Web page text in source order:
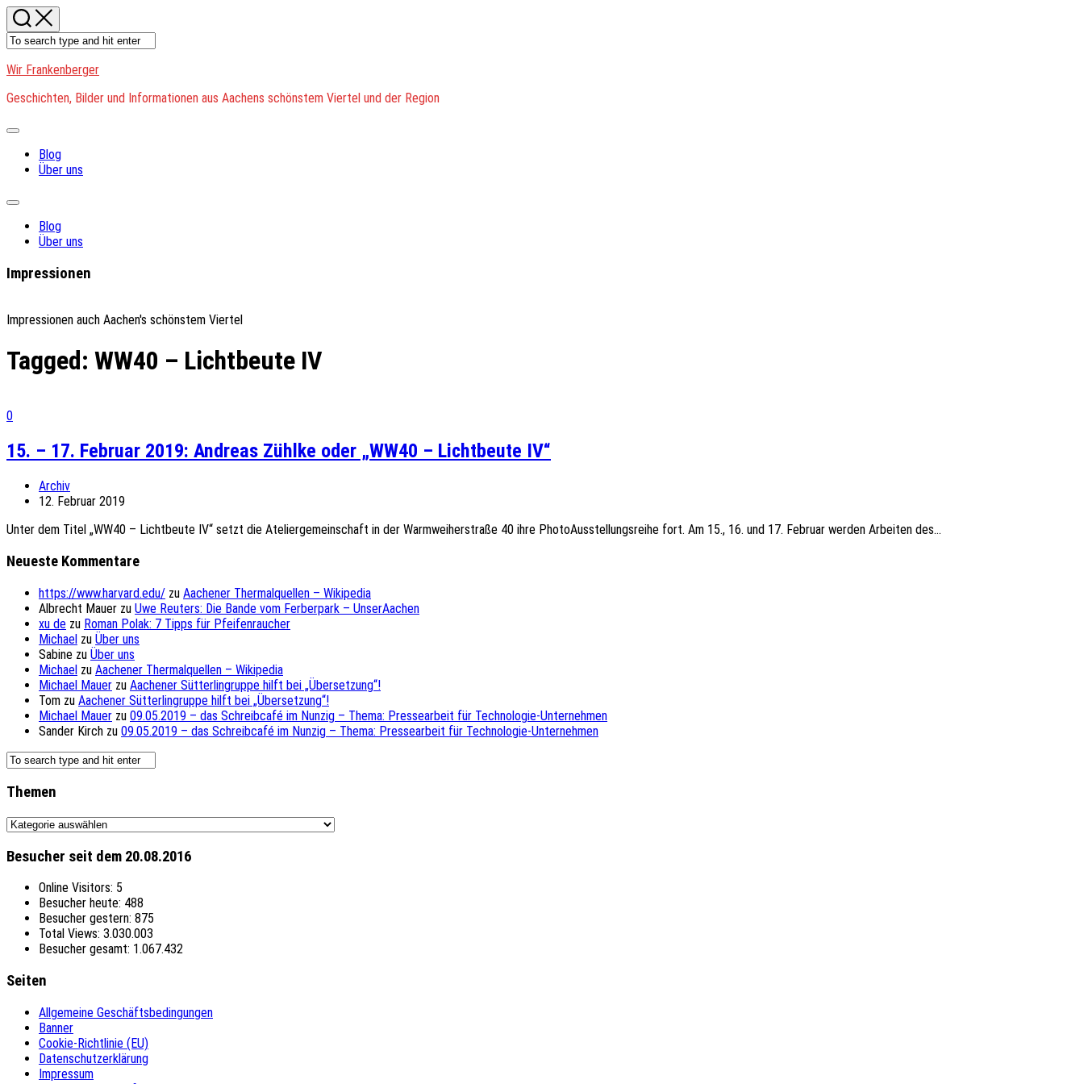
Skip
to
content
Wir Frankenberger
Geschichten, Bilder und Informationen aus Aachens schönstem Viertel und der Region
Expand
Blog
Über uns
Expand
Blog
Über uns
Impressionen
Impressionen auch Aachen's schönstem Viertel
Tagged: WW40 – Lichtbeute IV
0
15. – 17. Februar 2019: Andreas Zühlke oder „WW40 – Lichtbeute IV“
Archiv
12. Februar 2019
Unter dem Titel „WW40 – Lichtbeute IV“ setzt die Ateliergemeinschaft in der Warmweiherstraße 40 ihre PhotoAusstellungsreihe fort. Am 15., 16. und 17. Februar werden Arbeiten des...
Neueste Kommentare
https://www.harvard.edu/ zu Aachener Thermalquellen – Wikipedia
Albrecht Mauer zu Uwe Reuters: Die Bande vom Ferberpark – UnserAachen
xu de zu Roman Polak: 7 Tipps für Pfeifenraucher
Michael zu Über uns
Sabine zu Über uns
Michael zu Aachener Thermalquellen – Wikipedia
Michael Mauer zu Aachener Sütterlingruppe hilft bei „Übersetzung“!
Tom zu Aachener Sütterlingruppe hilft bei „Übersetzung“!
Michael Mauer zu 09.05.2019 – das Schreibcafé im Nunzig – Thema: Pressearbeit für Technologie-Unternehmen
Sander Kirch zu 09.05.2019 – das Schreibcafé im Nunzig – Thema: Pressearbeit für Technologie-Unternehmen
Themen
Themen
Besucher seit dem 20.08.2016
Online Visitors: 5
Besucher heute: 488
Besucher gestern: 875
Total Views: 3.030.003
Besucher gesamt: 1.067.432
Seiten
Allgemeine Geschäftsbedingungen
Banner
Cookie-Richtlinie (EU)
Datenschutzerklärung
Impressum